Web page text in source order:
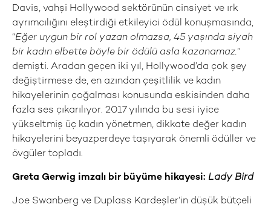
Davis, vahşi Hollywood sektörünün cinsiyet ve ırk
ayrımcılığını eleştirdiği etkileyici ödül konuşmasında,
“Eğer uygun bir rol yazan olmazsa, 45 yaşında siyah
bir kadın elbette böyle bir ödülü asla kazanamaz.”
demişti. Aradan geçen iki yıl, Hollywood’da çok şey
değiştirmese de, en azından çeşitlilik ve kadın
hikayelerinin çoğalması konusunda eskisinden daha
fazla ses çıkarılıyor. 2017 yılında bu sesi iyice
yükseltmiş üç kadın yönetmen, dikkate değer kadın
hikayelerini beyazperdeye taşıyarak önemli ödüller ve
övgüler topladı.
Greta Gerwig imzalı bir büyüme hikayesi: Lady Bird
Joe Swanberg ve Duplass Kardeşler’in düşük bütçeli